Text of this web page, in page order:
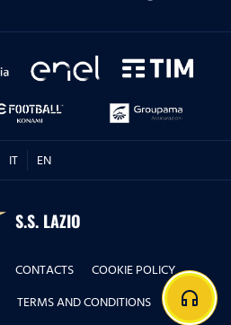
IT EN
S.S. LAZIO
CONTACTS
COOKIE POLICY
TERMS AND CONDITIONS headphones